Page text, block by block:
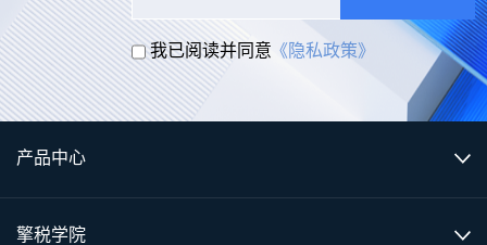
我已阅读并同意《隐私政策》
产品中心
擎税学院